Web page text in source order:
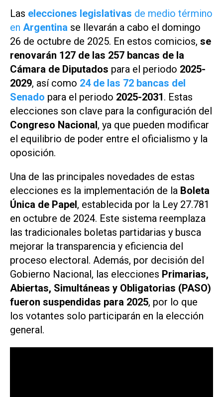
Las elecciones legislativas de medio término
en Argentina se llevarán a cabo el domingo
26 de octubre de 2025. En estos comicios, se
renovarán 127 de las 257 bancas de la
Cámara de Diputados para el periodo 2025-
2029, así como 24 de las 72 bancas del
Senado para el periodo 2025-2031. Estas
elecciones son clave para la configuración del
Congreso Nacional, ya que pueden modificar
el equilibrio de poder entre el oficialismo y la
oposición.
Una de las principales novedades de estas
elecciones es la implementación de la Boleta
Única de Papel, establecida por la Ley 27.781
en octubre de 2024. Este sistema reemplaza
las tradicionales boletas partidarias y busca
mejorar la transparencia y eficiencia del
proceso electoral. Además, por decisión del
Gobierno Nacional, las elecciones Primarias,
Abiertas, Simultáneas y Obligatorias (PASO)
fueron suspendidas para 2025, por lo que
los votantes solo participarán en la elección
general.